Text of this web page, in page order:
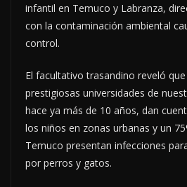
infantil en Temuco y Labranza,
con la contaminación ambiental
control.
El facultativo trasandino reveló
prestigiosas universidades de
hace ya más de 10 años, dan
los niños en zonas urbanas y un
Temuco presentan infecciones
por perros y gatos.